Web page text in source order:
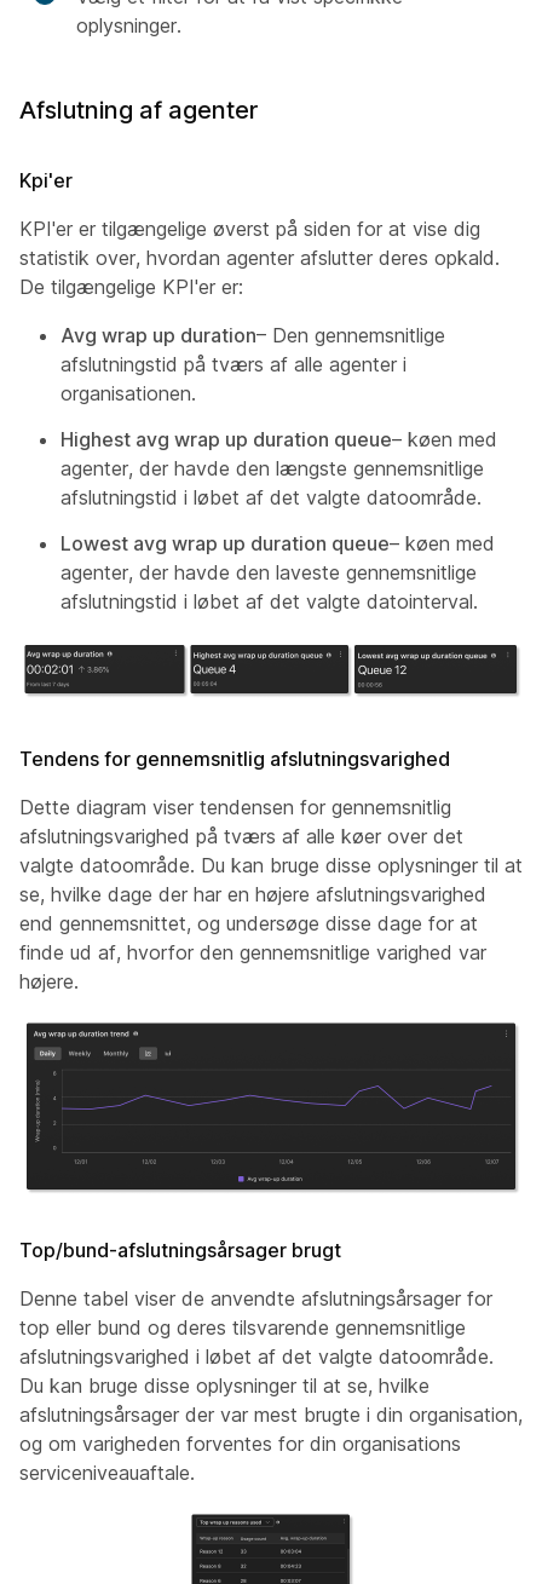
oplysninger.
Afslutning af agenter
Kpi'er
KPI'er er tilgængelige øverst på siden for at vise dig
statistik over, hvordan agenter afslutter deres opkald.
De tilgængelige KPI'er er:
Avg wrap up duration– Den gennemsnitlige
afslutningstid på tværs af alle agenter i
organisationen.
Highest avg wrap up duration queue– køen med
agenter, der havde den længste gennemsnitlige
afslutningstid i løbet af det valgte datoområde.
Lowest avg wrap up duration queue– køen med
agenter, der havde den laveste gennemsnitlige
afslutningstid i løbet af det valgte datointerval.
Tendens for gennemsnitlig afslutningsvarighed
Dette diagram viser tendensen for gennemsnitlig
afslutningsvarighed på tværs af alle køer over det
valgte datoområde. Du kan bruge disse oplysninger til at
se, hvilke dage der har en højere afslutningsvarighed
end gennemsnittet, og undersøge disse dage for at
finde ud af, hvorfor den gennemsnitlige varighed var
højere.
Top/bund-afslutningsårsager brugt
Denne tabel viser de anvendte afslutningsårsager for
top eller bund og deres tilsvarende gennemsnitlige
afslutningsvarighed i løbet af det valgte datoområde.
Du kan bruge disse oplysninger til at se, hvilke
afslutningsårsager der var mest brugte i din organisation,
og om varigheden forventes for din organisations
serviceniveauaftale.